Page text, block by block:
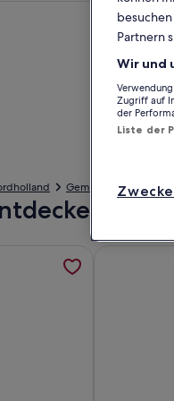
Gemeinde Zandvoort
Partnern
Wir und
Zugriff auf
der
Liste der